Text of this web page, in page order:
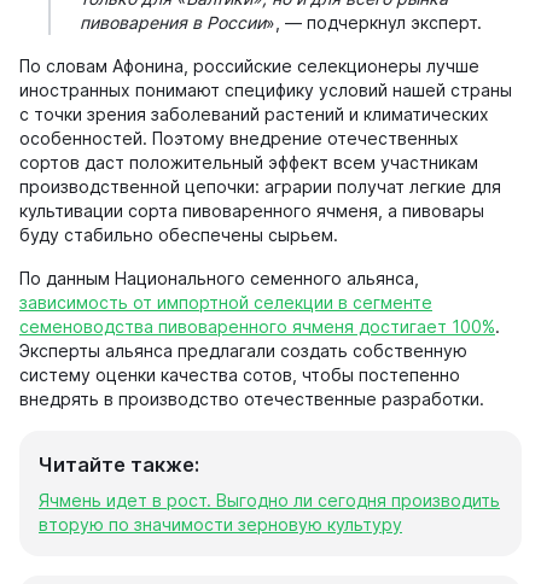
пивоварения в России», — подчеркнул эксперт.
По словам Афонина, российские селекционеры лучше
иностранных понимают специфику условий нашей страны
с точки зрения заболеваний растений и климатических
особенностей. Поэтому внедрение отечественных
сортов даст положительный эффект всем участникам
производственной цепочки: аграрии получат легкие для
культивации сорта пивоваренного ячменя, а пивовары
буду стабильно обеспечены сырьем.
По данным Национального семенного альянса,
зависимость от импортной селекции в сегменте
семеноводства пивоваренного ячменя достигает 100%.
Эксперты альянса предлагали создать собственную
систему оценки качества сотов, чтобы постепенно
внедрять в производство отечественные разработки.
Читайте также:
Ячмень идет в рост. Выгодно ли сегодня производить
вторую по значимости зерновую культуру